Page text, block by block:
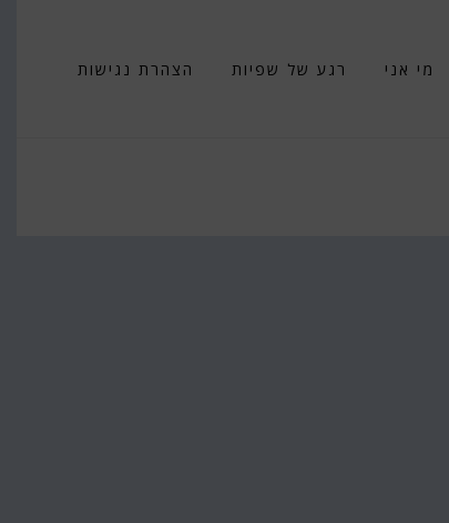
מי אני רגע של שפיות הצהרת נגישות